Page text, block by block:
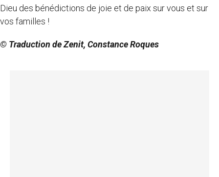
Dieu des bénédictions de joie et de paix sur vous et sur
vos familles !
© Traduction de Zenit, Constance Roques